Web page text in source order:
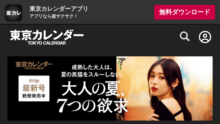
東京カレンダーアプリ
アプリなら超サクサク！
無料ダウンロード
グルメ情報・プレミアムレストラン予約